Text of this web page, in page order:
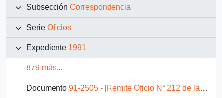
Subsección Correspondencia
Serie Oficios
Expediente 1991
879 más...
Documento 91-2505 - [Remite Oficio N° 212 de la Cámara de Diputados]